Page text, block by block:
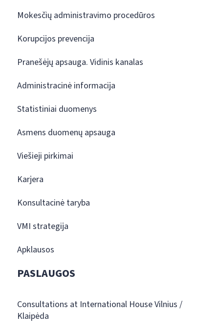
Mokesčių administravimo procedūros
Korupcijos prevencija
Pranešėjų apsauga. Vidinis kanalas
Administracinė informacija
Statistiniai duomenys
Asmens duomenų apsauga
Viešieji pirkimai
Karjera
Konsultacinė taryba
VMI strategija
Apklausos
PASLAUGOS
Consultations at International House Vilnius /
Klaipėda